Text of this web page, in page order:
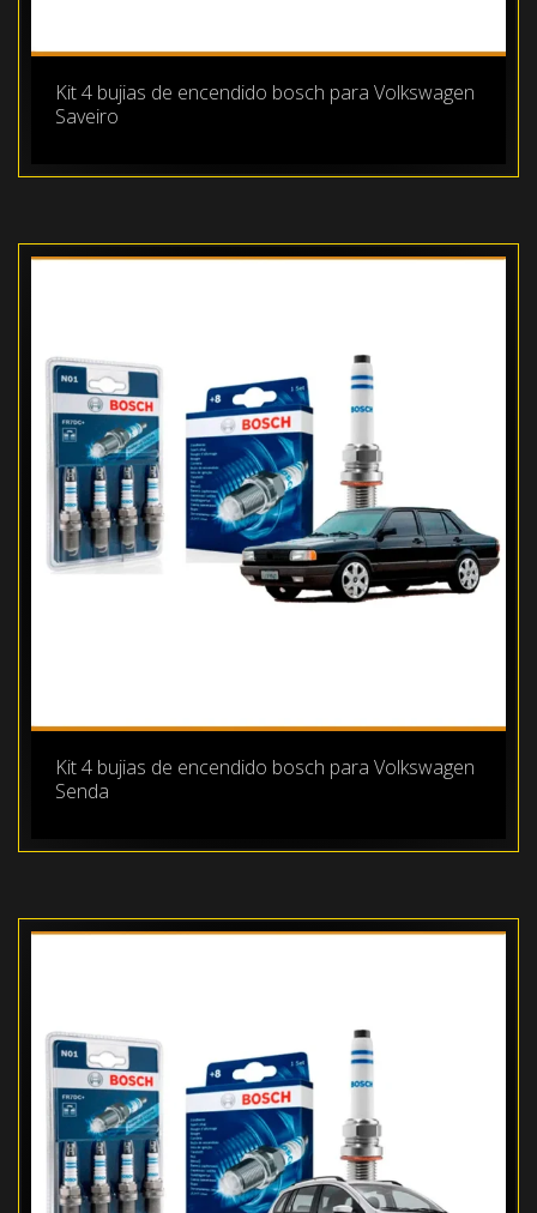
Kit 4 bujias de encendido bosch para Volkswagen
Saveiro
Kit 4 bujias de encendido bosch para Volkswagen
Senda